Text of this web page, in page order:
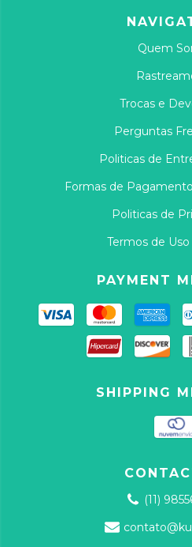
Quem
Trocas e
Perguntas
Politicas de
Formas de
Politicas de
Termos de
PAYMENT
SHIPPING
(11)